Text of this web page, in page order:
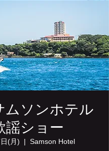
ムソンホテル
謡ショー
(月)
  |
Samson Hotel